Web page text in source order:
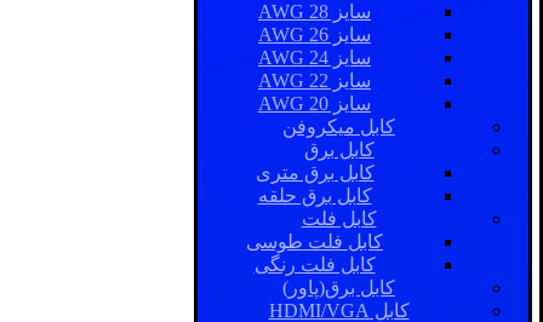
سایز AWG 28
سایز AWG 26
سایز AWG 24
سایز AWG 22
سایز AWG 20
کابل میکروفن
کابل برق
کابل برق متری
کابل برق حلقه
کابل فلت
کابل فلت طوسی
کابل فلت رنگی
کابل برق(پاور)
کابل HDMI/VGA